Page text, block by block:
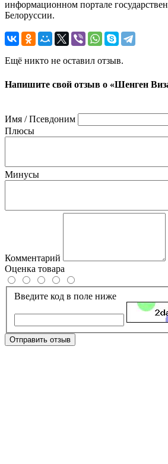
информационном портале
Белоруссии.
Ещё никто не оставил отзыв.
Напишите свой отзыв о «Шенген
Имя / Псевдоним
Плюсы
Минусы
Комментарий
Оценка товара
Введите код в поле ниже
Отправить отзыв